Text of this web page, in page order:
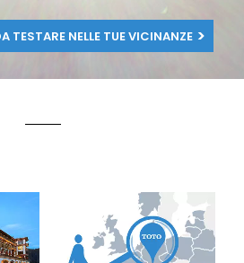
TESTARE NELLE TUE VICINANZE